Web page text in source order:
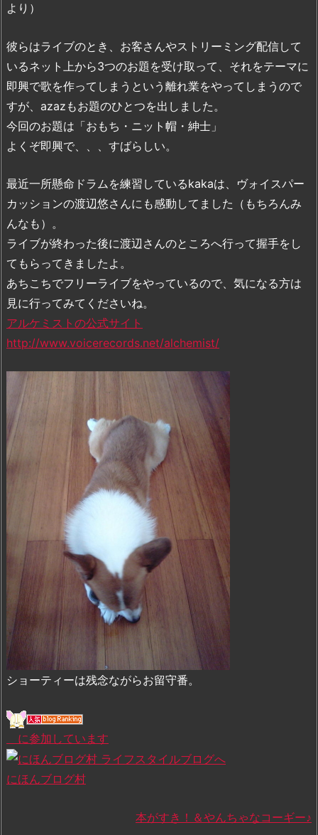
より）
彼らはライブのとき、お客さんやストリーミング配信して
いるネット上から3つのお題を受け取って、それをテーマに
即興で歌を作ってしまうという離れ業をやってしまうので
すが、azazもお題のひとつを出しました。
今回のお題は「おもち・ニット帽・紳士」
よくぞ即興で、、、すばらしい。
最近一所懸命ドラムを練習しているkakaは、ヴォイスパー
カッションの渡辺悠さんにも感動してました（もちろんみ
んなも）。
ライブが終わった後に渡辺さんのところへ行って握手をし
てもらってきましたよ。
あちこちでフリーライブをやっているので、気になる方は
見に行ってみてくださいね。
アルケミストの公式サイト
http://www.voicerecords.net/alchemist/
ショーティーは残念ながらお留守番。
に参加しています
にほんブログ村
本がすき！＆やんちゃなコーギー♪